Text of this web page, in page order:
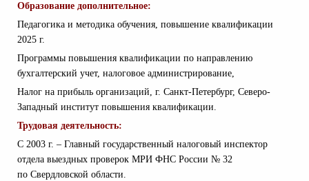
Образование дополнительное:
Педагогика и методика обучения, повышение квалификации
2025 г.
Программы повышения квалификации по направлению
бухгалтерский учет, налоговое администрирование,
Налог на прибыль организаций, г. Санкт-Петербург, Северо-
Западный институт повышения квалификации.
Трудовая деятельность:
С 2003 г. – Главный государственный налоговый инспектор
отдела выездных проверок МРИ ФНС России № 32
по Свердловской области.